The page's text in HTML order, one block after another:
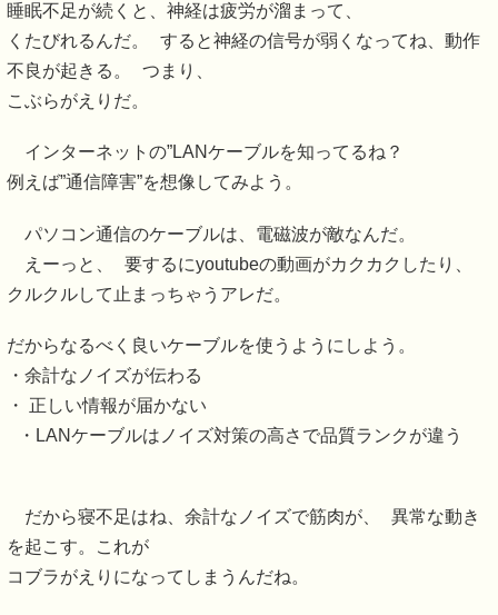
睡眠不足が続くと、神経は疲労が溜まって、
くたびれるんだ。 すると神経の信号が弱くなってね、動作
不良が起きる。 つまり、
こぶらがえりだ。
インターネットの”LANケーブルを知ってるね？
例えば”通信障害”を想像してみよう。
パソコン通信のケーブルは、電磁波が敵なんだ。
えーっと、 要するにyoutubeの動画がカクカクしたり、
クルクルして止まっちゃうアレだ。
だからなるべく良いケーブルを使うようにしよう。
・余計なノイズが伝わる
・ 正しい情報が届かない
・LANケーブルはノイズ対策の高さで品質ランクが違う
だから寝不足はね、余計なノイズで筋肉が、 異常な動き
を起こす。これが
コブラがえりになってしまうんだね。